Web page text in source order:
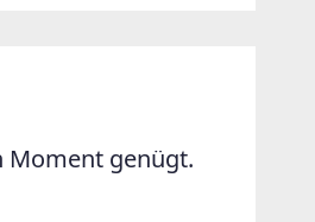
Moment genügt.